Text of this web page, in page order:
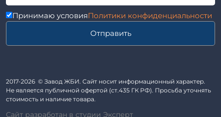
Автопавильоны
Анкера железобетонные
Балки железобетонные
Блоки железобетонные
Кабины санитарно-технические
Принимаю условияПолитики конфиденциальности
Отправить
2017-2026 © Завод ЖБИ. Сайт носит информационный характер.
Не является публичной офертой (ст.435 ГК РФ). Просьба уточнять
стоимость и наличие товара.
Сайт разработан в студии Эксперт